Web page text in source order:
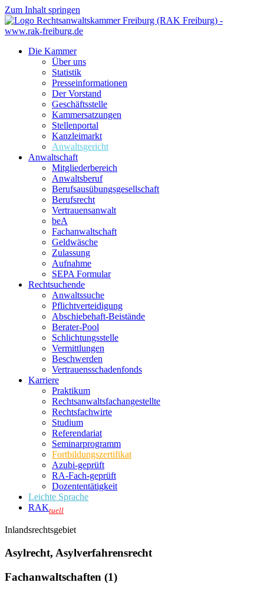
Zum Inhalt springen
Die Kammer
Über uns
Statistik
Presseinformationen
Der Vorstand
Geschäftsstelle
Kammersatzungen
Stellenportal
Kanzleimarkt
Anwaltsgericht
Anwaltschaft
Mitgliederbereich
Anwaltsberuf
Berufsausübungs­gesellschaft
Berufsrecht
Vertrauensanwalt
beA
Fachanwaltschaft
Geldwäsche
Zulassung
Aufnahme
SEPA Formular
Rechtsuchende
Anwaltssuche
Pflichtverteidigung
Abschiebehaft-Beistände
Berater-Pool
Schlichtungsstelle
Vermittlungen
Beschwerden
Vertrauensschadenfonds
Karriere
Praktikum
Rechtsanwalts­fachangestellte
Rechtsfachwirte
Studium
Referendariat
Seminarprogramm
Fortbildungszertifikat
Azubi-geprüft
RA-Fach-geprüft
Dozententätigkeit
Leichte Sprache
RAKtuell
Inlandsrechtsgebiet
Asylrecht, Asylverfahrensrecht
Fachanwaltschaften (1)